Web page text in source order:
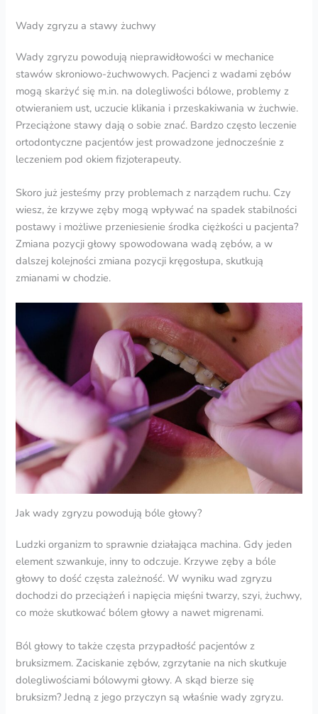
Wady zgryzu a stawy żuchwy
Wady zgryzu powodują nieprawidłowości w mechanice
stawów skroniowo-żuchwowych. Pacjenci z wadami zębów
mogą skarżyć się m.in. na dolegliwości bólowe, problemy z
otwieraniem ust, uczucie klikania i przeskakiwania w żuchwie.
Przeciążone stawy dają o sobie znać. Bardzo często leczenie
ortodontyczne pacjentów jest prowadzone jednocześnie z
leczeniem pod okiem fizjoterapeuty.
Skoro już jesteśmy przy problemach z narządem ruchu. Czy
wiesz, że krzywe zęby mogą wpływać na spadek stabilności
postawy i możliwe przeniesienie środka ciężkości u pacjenta?
Zmiana pozycji głowy spowodowana wadą zębów, a w
dalszej kolejności zmiana pozycji kręgosłupa, skutkują
zmianami w chodzie.
Jak wady zgryzu powodują bóle głowy?
Ludzki organizm to sprawnie działająca machina. Gdy jeden
element szwankuje, inny to odczuje. Krzywe zęby a bóle
głowy to dość częsta zależność. W wyniku wad zgryzu
dochodzi do przeciążeń i napięcia mięśni twarzy, szyi, żuchwy,
co może skutkować bólem głowy a nawet migrenami.
Ból głowy to także częsta przypadłość pacjentów z
bruksizmem. Zaciskanie zębów, zgrzytanie na nich skutkuje
dolegliwościami bólowymi głowy. A skąd bierze się
bruksizm? Jedną z jego przyczyn są właśnie wady zgryzu.